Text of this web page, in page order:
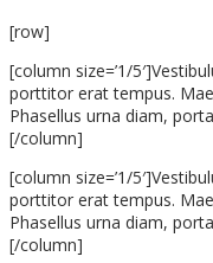
[row]
[column size=’1/
porttitor erat tempus.
Phasellus urna diam,
[/column]
[column size=’1/
porttitor erat tempus.
Phasellus urna diam,
[/column]